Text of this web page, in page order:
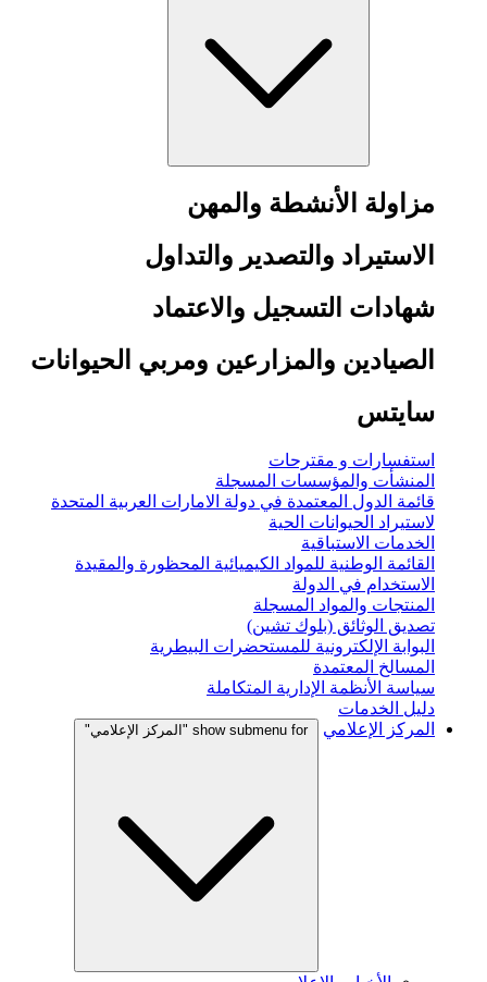
مزاولة الأنشطة والمهن
الاستيراد والتصدير والتداول
شهادات التسجيل والاعتماد
الصيادين والمزارعين ومربي الحيوانات
سايتس
استفسارات و مقترحات
المنشأت والمؤسسات المسجلة
قائمة الدول المعتمدة في دولة الامارات العربية المتحدة
لاستيراد الحيوانات الحية
الخدمات الاستباقية
القائمة الوطنية للمواد الكيميائية المحظورة والمقيدة
الاستخدام في الدولة
المنتجات والمواد المسجلة
تصديق الوثائق (بلوك تشين)
البوابة الإلكترونية للمستحضرات البيطرية
المسالخ المعتمدة
سياسة الأنظمة الإدارية المتكاملة
دليل الخدمات
المركز الإعلامي
show submenu for "المركز الإعلامي"